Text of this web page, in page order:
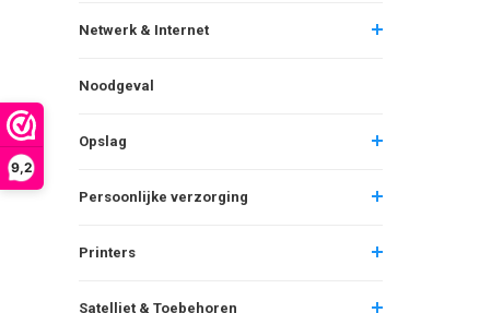
9,2
Netwerk & Internet
Noodgeval
Opslag
Persoonlijke verzorging
Printers
Satelliet & Toebehoren